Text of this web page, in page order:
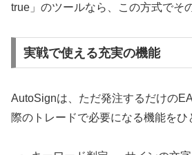
true」のツールなら、この方式でそ
実戦で使える充実の機能
AutoSignは、ただ発注するだけの
際のトレードで必要になる機能をひ